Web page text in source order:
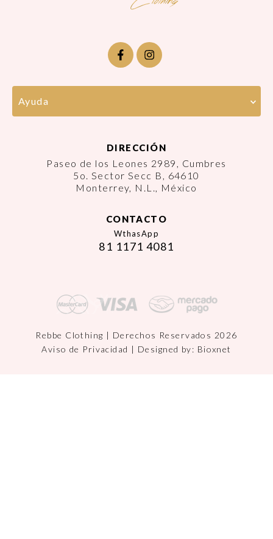
Ayuda
DIRECCIÓN
Paseo de los Leones 2989, Cumbres
5o. Sector Secc B, 64610
Monterrey, N.L., México
CONTACTO
WthasApp
81 1171 4081
Rebbe Clothing | Derechos Reservados 2026
Aviso de Privacidad | Designed by: Bioxnet